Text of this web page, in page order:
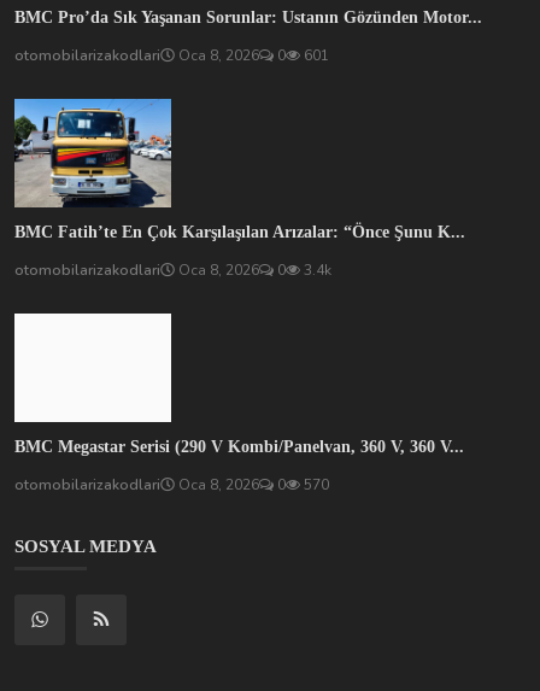
BMC Pro’da Sık Yaşanan Sorunlar: Ustanın Gözünden Motor...
otomobilarizakodlari Oca 8, 2026 0 601
BMC Fatih’te En Çok Karşılaşılan Arızalar: “Önce Şunu K...
otomobilarizakodlari Oca 8, 2026 0 3.4k
BMC Megastar Serisi (290 V Kombi/Panelvan, 360 V, 360 V...
otomobilarizakodlari Oca 8, 2026 0 570
SOSYAL MEDYA